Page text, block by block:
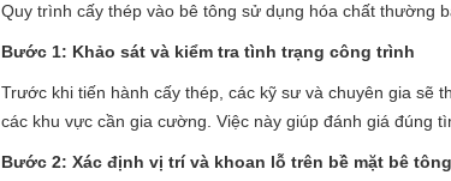
Quy trình cấy thép vào bê tông sử dụng hóa chất thường
Bước 1: Khảo sát và kiểm tra tình trạng công trình
Trước khi tiến hành cấy thép, các kỹ sư và chuyên gia sẽ
các khu vực cần gia cường. Việc này giúp đánh giá đúng
Bước 2: Xác định vị trí và khoan lỗ trên bề mặt bê tông